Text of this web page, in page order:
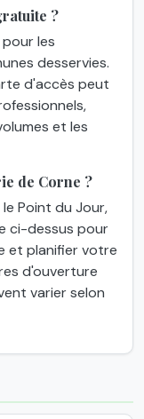
?
les
desservies.
d'accès peut
et les
de Corne ?
Point du Jour,
ci-dessus pour
et planifier votre
d'ouverture
varier selon